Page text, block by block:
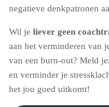
negatieve denkpatronen
Wil je liever geen
aan het verminderen van
van een burn-out? Meld
en verminder je
het jou goed uitkomt!